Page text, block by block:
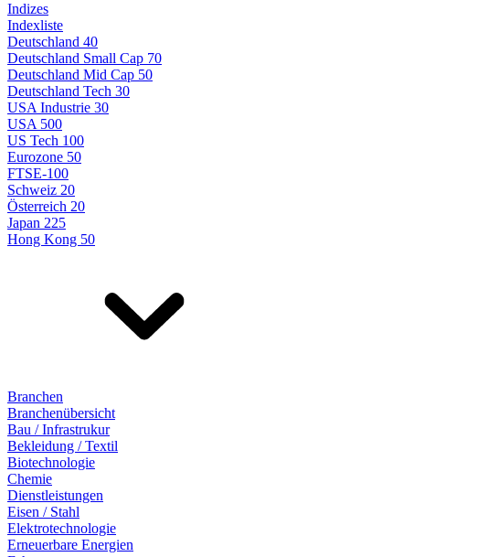
Indizes
Indexliste
Deutschland 40
Deutschland Small Cap 70
Deutschland Mid Cap 50
Deutschland Tech 30
USA Industrie 30
USA 500
US Tech 100
Eurozone 50
FTSE-100
Schweiz 20
Österreich 20
Japan 225
Hong Kong 50
Branchen
Branchenübersicht
Bau / Infrastrukur
Bekleidung / Textil
Biotechnologie
Chemie
Dienstleistungen
Eisen / Stahl
Elektrotechnologie
Erneuerbare Energien